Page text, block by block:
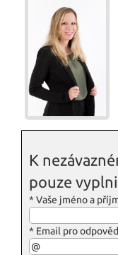
K
pouze
* Vaše jméno a
* Email pro